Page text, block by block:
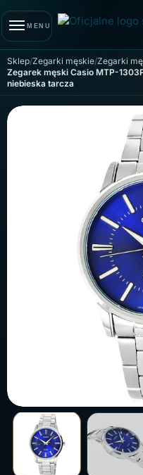
MENU
Sklep Zegarki męskie Zegarki
Zegarek męski Casio MTP-
niebieska tarcza